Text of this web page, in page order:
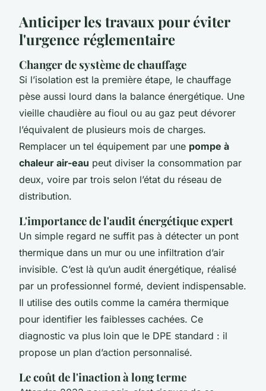
Anticiper les travaux pour éviter
l'urgence réglementaire
Changer de système de chauffage
Si l’isolation est la première étape, le chauffage
pèse aussi lourd dans la balance énergétique. Une
vieille chaudière au fioul ou au gaz peut dévorer
l’équivalent de plusieurs mois de charges.
Remplacer un tel équipement par une pompe à
chaleur air-eau peut diviser la consommation par
deux, voire par trois selon l’état du réseau de
distribution.
L'importance de l'audit énergétique expert
Un simple regard ne suffit pas à détecter un pont
thermique dans un mur ou une infiltration d’air
invisible. C’est là qu’un audit énergétique, réalisé
par un professionnel formé, devient indispensable.
Il utilise des outils comme la caméra thermique
pour identifier les faiblesses cachées. Ce
diagnostic va plus loin que le DPE standard : il
propose un plan d’action personnalisé.
Le coût de l'inaction à long terme